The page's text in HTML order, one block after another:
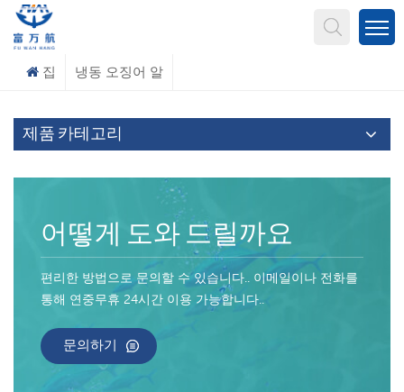
집 냉동 오징어 알
제품 카테고리
어떻게 도와 드릴까요
편리한 방법으로 문의할 수 있습니다.. 이메일이나 전화를
통해 연중무휴 24시간 이용 가능합니다..
문의하기